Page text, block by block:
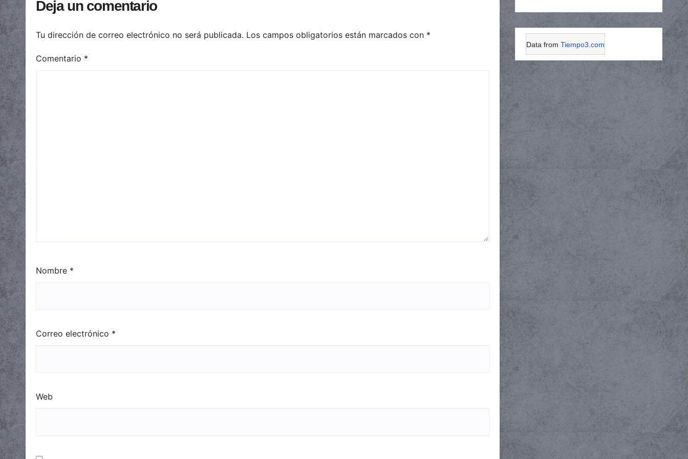
Deja un comentario
Tu dirección de correo electrónico no será publicada. Los campos obligatorios están marcados con *
Comentario *
Nombre *
Correo electrónico *
Web
Data from Tiempo3.com